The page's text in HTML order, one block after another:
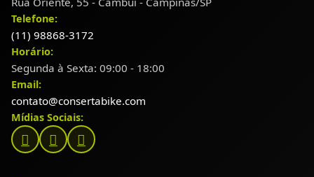
Telefone:
(11) 98868-3172
Horário:
Segunda à Sexta: 09:00 - 18:00
Email:
contato@consertabike.com
Mídias Sociais: